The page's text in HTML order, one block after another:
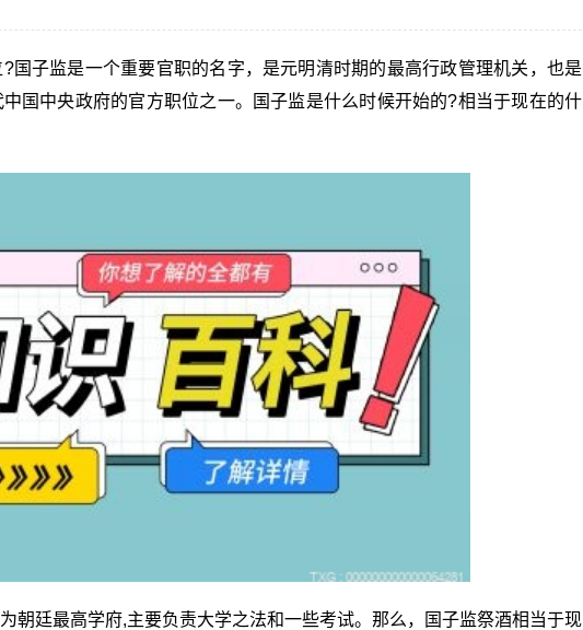
国子监是一个重要官职的名字，是元明清时期的最高行政管理机关，也是
国中央政府的官方职位之一。国子监是什么时候开始的?相当于现在的什
朝廷最高学府,主要负责大学之法和一些考试。那么，国子监祭酒相当于现